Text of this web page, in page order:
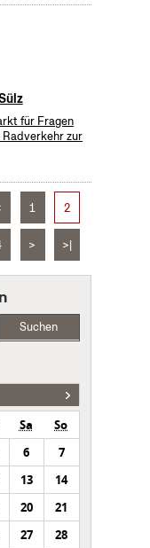
für Fragen
Radverkehr zur
1 2
> >|
Suchen
Sa
So
6
7
13
14
20
21
27
28